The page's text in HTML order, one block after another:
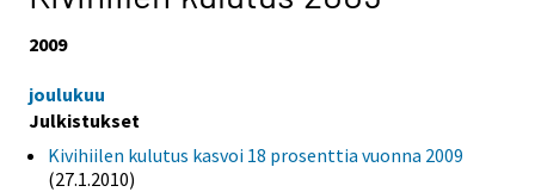
2009
joulukuu
Julkistukset
Kivihiilen kulutus kasvoi 18 prosenttia vuonna 2009
(27.1.2010)